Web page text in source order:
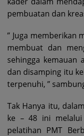
pembuatan dan
” Juga memberikan
membuat dan
sehingga kemauan
dan disamping itu
terpenuhi, ”
Tak Hanya itu,
ke – 48 ini melalui
pelatihan PMT